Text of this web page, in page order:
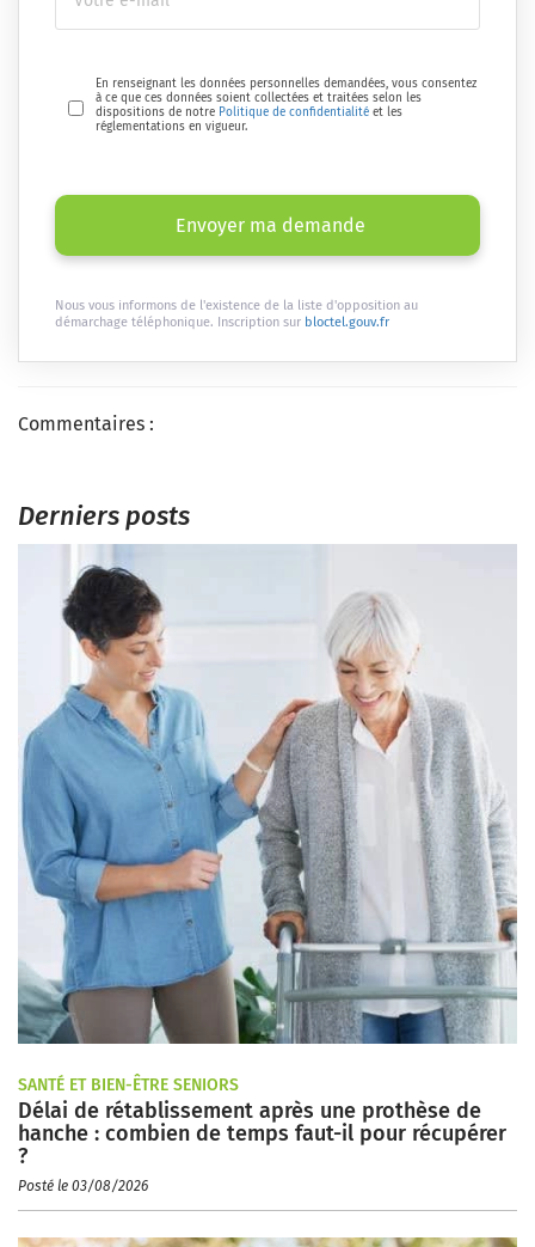
En renseignant les données personnelles demandées, vous consentez
à ce que ces données soient collectées et traitées selon les
dispositions de notre Politique de confidentialité et les
réglementations en vigueur.
Envoyer ma demande
Nous vous informons de l'existence de la liste d'opposition au
démarchage téléphonique. Inscription sur bloctel.gouv.fr
Commentaires :
Derniers posts
SANTÉ ET BIEN-ÊTRE SENIORS
Délai de rétablissement après une prothèse de
hanche : combien de temps faut-il pour récupérer
?
Posté le 03/08/2026